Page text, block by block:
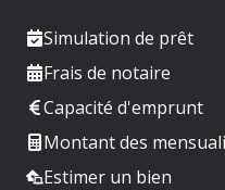
Simulation de prêt
Frais de notaire
Capacité d'emprunt
Montant des
Estimer un bien